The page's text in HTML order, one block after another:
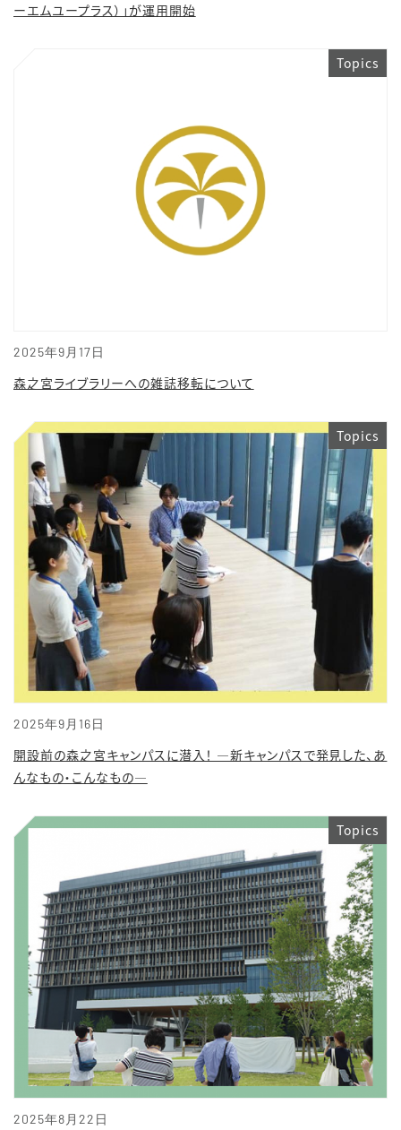
ーエムユープラス）」が運用開始
2025年9月17日
Topics
森之宮ライブラリーへの雑誌移転について
2025年9月16日
Topics
開設前の森之宮キャンパスに潜入！ ―新キャンパスで発見した、あ
んなもの・こんなもの―
2025年8月22日
Topics